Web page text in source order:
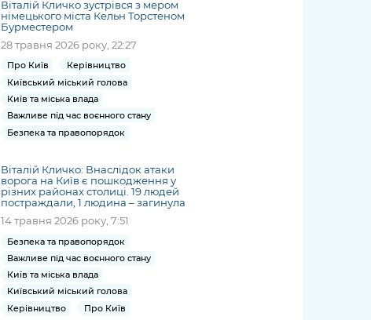
Віталій Кличко зустрівся з мером
німецького міста Кельн Торстеном
Бурместером
28 травня 2026 року, 22:27
Про Київ
Керівництво
Київський міський голова
Київ та міська влада
Важливе під час воєнного стану
Безпека та правопорядок
Віталій Кличко: Внаслідок атаки
ворога на Київ є пошкодження у
різних районах столиці. 19 людей
постраждали, 1 людина – загинула
14 травня 2026 року, 7:51
Безпека та правопорядок
Важливе під час воєнного стану
Київ та міська влада
Київський міський голова
Керівництво
Про Київ